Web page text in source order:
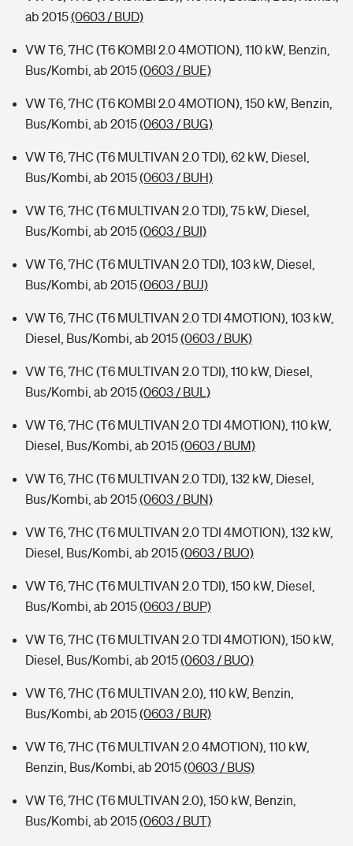
ab 2015(0603 / BUD)
VW T6, 7HC (T6 KOMBI 2.0 4MOTION), 110 kW, Benzin,
Bus/Kombi, ab 2015(0603 / BUE)
VW T6, 7HC (T6 KOMBI 2.0 4MOTION), 150 kW, Benzin,
Bus/Kombi, ab 2015(0603 / BUG)
VW T6, 7HC (T6 MULTIVAN 2.0 TDI), 62 kW, Diesel,
Bus/Kombi, ab 2015(0603 / BUH)
VW T6, 7HC (T6 MULTIVAN 2.0 TDI), 75 kW, Diesel,
Bus/Kombi, ab 2015(0603 / BUI)
VW T6, 7HC (T6 MULTIVAN 2.0 TDI), 103 kW, Diesel,
Bus/Kombi, ab 2015(0603 / BUJ)
VW T6, 7HC (T6 MULTIVAN 2.0 TDI 4MOTION), 103 kW,
Diesel, Bus/Kombi, ab 2015(0603 / BUK)
VW T6, 7HC (T6 MULTIVAN 2.0 TDI), 110 kW, Diesel,
Bus/Kombi, ab 2015(0603 / BUL)
VW T6, 7HC (T6 MULTIVAN 2.0 TDI 4MOTION), 110 kW,
Diesel, Bus/Kombi, ab 2015(0603 / BUM)
VW T6, 7HC (T6 MULTIVAN 2.0 TDI), 132 kW, Diesel,
Bus/Kombi, ab 2015(0603 / BUN)
VW T6, 7HC (T6 MULTIVAN 2.0 TDI 4MOTION), 132 kW,
Diesel, Bus/Kombi, ab 2015(0603 / BUO)
VW T6, 7HC (T6 MULTIVAN 2.0 TDI), 150 kW, Diesel,
Bus/Kombi, ab 2015(0603 / BUP)
VW T6, 7HC (T6 MULTIVAN 2.0 TDI 4MOTION), 150 kW,
Diesel, Bus/Kombi, ab 2015(0603 / BUQ)
VW T6, 7HC (T6 MULTIVAN 2.0), 110 kW, Benzin,
Bus/Kombi, ab 2015(0603 / BUR)
VW T6, 7HC (T6 MULTIVAN 2.0 4MOTION), 110 kW,
Benzin, Bus/Kombi, ab 2015(0603 / BUS)
VW T6, 7HC (T6 MULTIVAN 2.0), 150 kW, Benzin,
Bus/Kombi, ab 2015(0603 / BUT)